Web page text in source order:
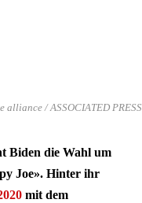
/ ASSOCIATED PRESS
Biden die Wahl um
Joe». Hinter ihr
mit dem